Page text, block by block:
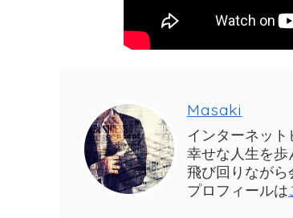
Masaki
インターネッ
幸せな人生を歩
飛び回りなが
プロフィールは